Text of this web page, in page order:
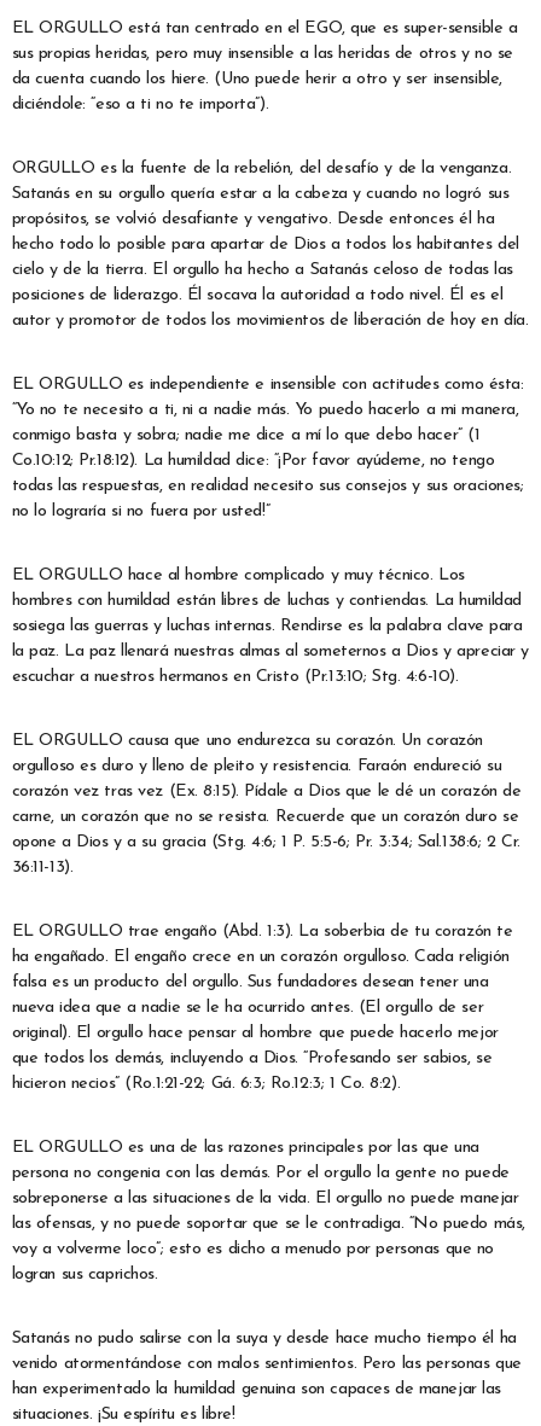
EL ORGULLO está tan centrado en el EGO, que es super-sensible a
sus propias heridas, pero muy insensible a las heridas de otros y no se
da cuenta cuando los hiere. (Uno puede herir a otro y ser insensible,
diciéndole: “eso a ti no te importa”).
ORGULLO es la fuente de la rebelión, del desafío y de la venganza.
Satanás en su orgullo quería estar a la cabeza y cuando no logró sus
propósitos, se volvió desafiante y vengativo. Desde entonces él ha
hecho todo lo posible para apartar de Dios a todos los habitantes del
cielo y de la tierra. El orgullo ha hecho a Satanás celoso de todas las
posiciones de liderazgo. Él socava la autoridad a todo nivel. Él es el
autor y promotor de todos los movimientos de liberación de hoy en día.
EL ORGULLO es independiente e insensible con actitudes como ésta:
“Yo no te necesito a ti, ni a nadie más. Yo puedo hacerlo a mi manera,
conmigo basta y sobra; nadie me dice a mí lo que debo hacer” (1
Co.10:12; Pr.18:12). La humildad dice: “¡Por favor ayúdeme, no tengo
todas las respuestas, en realidad necesito sus consejos y sus oraciones;
no lo lograría si no fuera por usted!”
EL ORGULLO hace al hombre complicado y muy técnico. Los
hombres con humildad están libres de luchas y contiendas. La humildad
sosiega las guerras y luchas internas. Rendirse es la palabra clave para
la paz. La paz llenará nuestras almas al someternos a Dios y apreciar y
escuchar a nuestros hermanos en Cristo (Pr.13:10; Stg. 4:6-10).
EL ORGULLO causa que uno endurezca su corazón. Un corazón
orgulloso es duro y lleno de pleito y resistencia. Faraón endureció su
corazón vez tras vez (Ex. 8:15). Pídale a Dios que le dé un corazón de
carne, un corazón que no se resista. Recuerde que un corazón duro se
opone a Dios y a su gracia (Stg. 4:6; 1 P. 5:5-6; Pr. 3:34; Sal.138:6; 2 Cr.
36:11-13).
EL ORGULLO trae engaño (Abd. 1:3). La soberbia de tu corazón te
ha engañado. El engaño crece en un corazón orgulloso. Cada religión
falsa es un producto del orgullo. Sus fundadores desean tener una
nueva idea que a nadie se le ha ocurrido antes. (El orgullo de ser
original). El orgullo hace pensar al hombre que puede hacerlo mejor
que todos los demás, incluyendo a Dios. “Profesando ser sabios, se
hicieron necios” (Ro.1:21-22; Gá. 6:3; Ro.12:3; 1 Co. 8:2).
EL ORGULLO es una de las razones principales por las que una
persona no congenia con las demás. Por el orgullo la gente no puede
sobreponerse a las situaciones de la vida. El orgullo no puede manejar
las ofensas, y no puede soportar que se le contradiga. “No puedo más,
voy a volverme loco”; esto es dicho a menudo por personas que no
logran sus caprichos.
Satanás no pudo salirse con la suya y desde hace mucho tiempo él ha
venido atormentándose con malos sentimientos. Pero las personas que
han experimentado la humildad genuina son capaces de manejar las
situaciones. ¡Su espíritu es libre!